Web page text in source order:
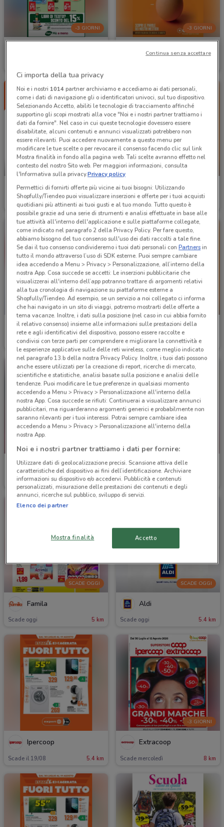
-3 GIORNI -3 GIORNI
-2 GIORNI
Unes
Scade martedì 8.2 km
Conad Superstore
Scade mercoledì
Coop
Scade il 19/08 6.2 km
-3 GIORNI
Spazio Conad
Scade mercoledì 7.8 km
Ipercoop
Scade mercoledì 454 m
Ipercoop
Scade il 26/08
SCADE OGGI
Famila
Scade oggi 5 km
SCADE OGGI
Aldi
Scade oggi 5.4 km
Ipercoop
Scade il 19/08 5.4 km
-3 GIORNI
Extracoop
Scade mercoledì 8 km
Ci importa della tua privacy
Noi e i nostri 1014partner archiviamo e accediamo ai dati personali,
come i dati di navigazione gli o identificatori univoci, sul tuo dispositivo.
Selezionando Accetto, abiliti le tecnologie di tracciamento affinché
supportino gli scopi mostrati alla voce "Noi e i nostri partner trattiamo i
dati da fornire". Nel caso in cui queste tecnologie dovessero essere
disabilitate, alcuni contenuti e annunci visualizzati potrebbero non
essere rilevanti. Puoi accedere nuovamente a questo menu per
modificare le tue scelte o per revocare il consenso facendo clic sul link
Mostra finalità in fondo alla pagina web. Tali scelte avranno effetto nel
contesto del nostro Sito web. Per maggiori informazioni, consulta
l'Informativa sulla privacy.Privacy policy
Permettici di fornirti offerte più vicine ai tuoi bisogni: Utilizzando
Shopfully/Tiendeo puoi visualizzare inserzioni e offerte per i tuoi acquisti
quotidiani più attinenti ai tuoi gusti e al tuo mondo. Tutto questo è
possibile grazie ad una serie di strumenti e analisi effettuate in base alle
tue attività all'interno dell'applicazione e sulle piattaforme collegate,
come indicato nel paragrafo 2 della Privacy Policy. Per fare questo,
abbiamo bisogno del tuo consenso sull'uso dei dati raccolti a tale fine.
Se dai il tuo consenso condivideremo i tuoi dati personali conPartnersin
tutto il mondo attraverso l’uso di SDK esterne. Puoi sempre cambiare
idea accedendo a Menu > Privacy > Personalizzazione, all’interno della
nostra App. Cosa succede se accetti: Le inserzioni pubblicitarie che
visualizzerai all'interno dell’app potranno trattare di argomenti relativi
alla tua cronologia di navigazione su piattaforme esterne a
Shopfully/Tiendeo. Ad esempio, se un servizio a noi collegato ci informa
che hai navigato in un sito di viaggi, potremo mostrarti delle offerte a
tema vacanze. Inoltre, i dati sulla posizione (nel caso in cui abbia fornito
il relativo consenso) insieme alle informazioni sulle prestazioni della
rete e agli identificativi del dispositivo, possono essere raccolte e
condivisi con terze parti per comprendere e migliorare la connettività e
le esperienze applicative sulle delle reti wireless, come meglio indicato
nel paragrafo 13.b della nostra Privacy Policy. Inoltre, i tuoi dati possono
anche essere utilizzati per la creazione di report, ricerche di mercato,
scientifiche e statistiche, analisi basate sulla posizione e analisi delle
tendenze. Puoi modificare le tue preferenze in qualsiasi momento
accedendo a Menu > Privacy > Personalizzazione all'interno della
nostra App. Cosa succede se rifiuti: Continuerai a visualizzare annunci
pubblicitari, ma riguarderanno argomenti generici e probabilmente non
saranno rilevanti per i tuoi interessi. Potrai sempre cambiare idea
accedendo a Menu > Privacy > Personalizzazione all'interno della
nostra App.
Noi e i nostri partner trattiamo i dati per fornire:
Utilizzare dati di geolocalizzazione precisi. Scansione attiva delle
caratteristiche del dispositivo ai fini dell’identificazione. Archiviare
informazioni su dispositivo e/o accedervi. Pubblicità e contenuti
personalizzati, misurazione delle prestazioni dei contenuti e degli
annunci, ricerche sul pubblico, sviluppo di servizi.
Elenco dei partner
Mostra finalità Accetto
Continua senza accettare